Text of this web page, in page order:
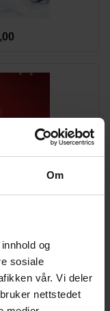
Om
og
sosiale
vår. Vi deler
nettstedet